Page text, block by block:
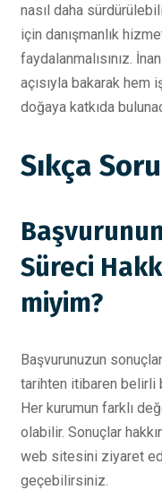
nasıl daha
için danışmanlık
faydalanmalısınız.
açısıyla bakarak hem
doğaya katkıda
Sıkça
Süreci
miyim?
Başvurunuzun
tarihten itibaren belirli
Her kurumun farklı
olabilir. Sonuçlar
web sitesini ziyaret
geçebilirsiniz.